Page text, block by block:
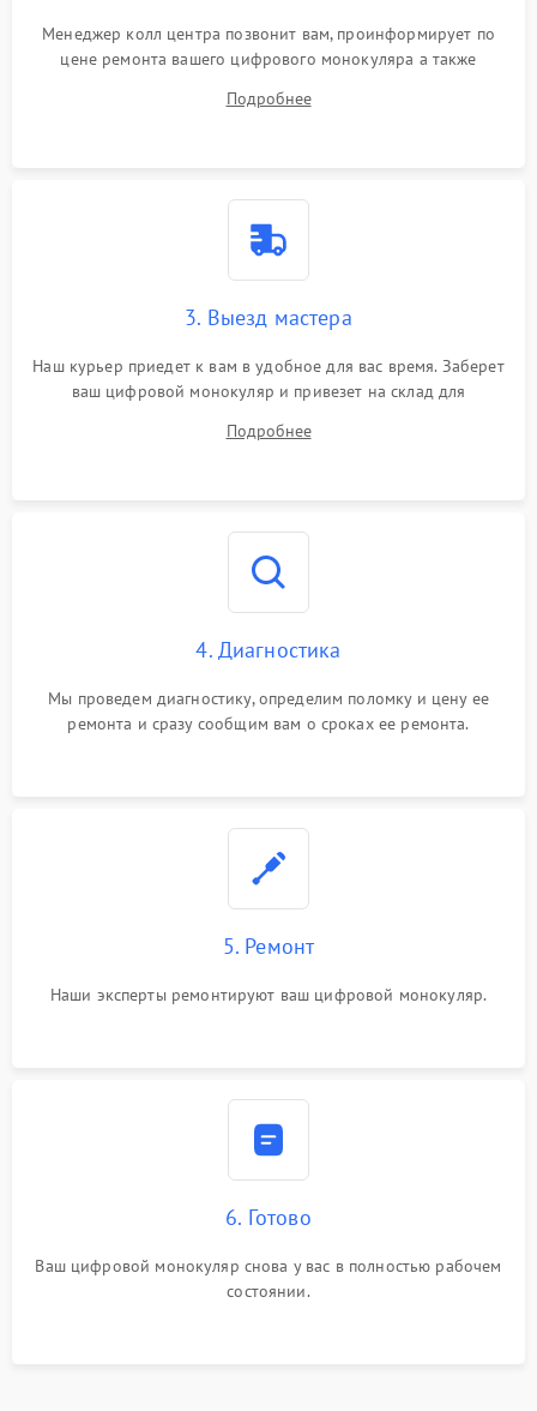
Менеджер колл центра позвонит вам, проинформирует по
цене ремонта вашего цифрового монокуляра а также
Подробнее
3. Выезд мастера
Наш курьер приедет к вам в удобное для вас время. Заберет
ваш цифровой монокуляр и привезет на склад для
Подробнее
4. Диагностика
Мы проведем диагностику, определим поломку и цену ее
ремонта и сразу сообщим вам о сроках ее ремонта.
5. Ремонт
Наши эксперты ремонтируют ваш цифровой монокуляр.
6. Готово
Ваш цифровой монокуляр снова у вас в полностью рабочем
состоянии.